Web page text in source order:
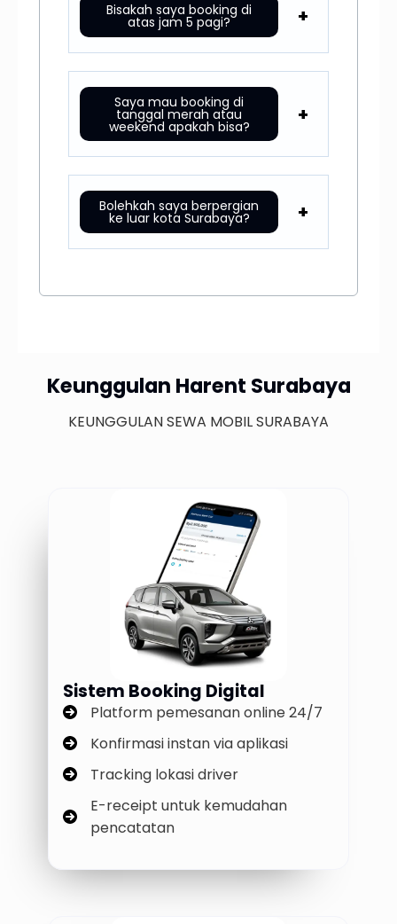
Bisakah saya booking di
atas jam 5 pagi?
Saya mau booking di
tanggal merah atau
weekend apakah bisa?
Bolehkah saya berpergian
ke luar kota Surabaya?
Keunggulan Harent Surabaya
KEUNGGULAN SEWA MOBIL SURABAYA
Sistem Booking Digital
Platform pemesanan online 24/7
Konfirmasi instan via aplikasi
Tracking lokasi driver
E-receipt untuk kemudahan
pencatatan